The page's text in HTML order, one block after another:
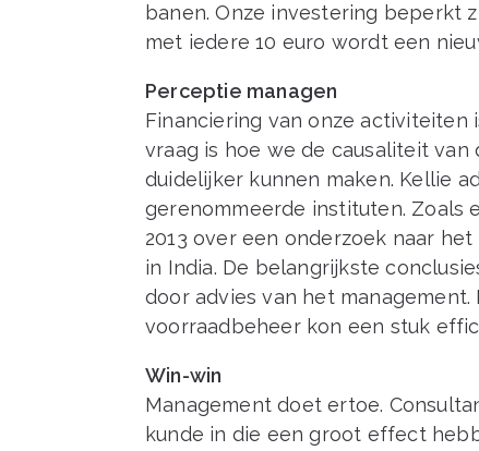
banen. Onze investering beperkt
met iedere 10 euro wordt een
Perceptie managen
Financiering van onze activiteiten
vraag is hoe we de causaliteit
duidelijker kunnen maken. Kellie
gerenommeerde instituten. Zoals
2013 over een onderzoek naar
in India. De belangrijkste
door advies van het
voorraadbeheer kon een stuk
Win-win
Management doet ertoe.
kunde in die een groot effect